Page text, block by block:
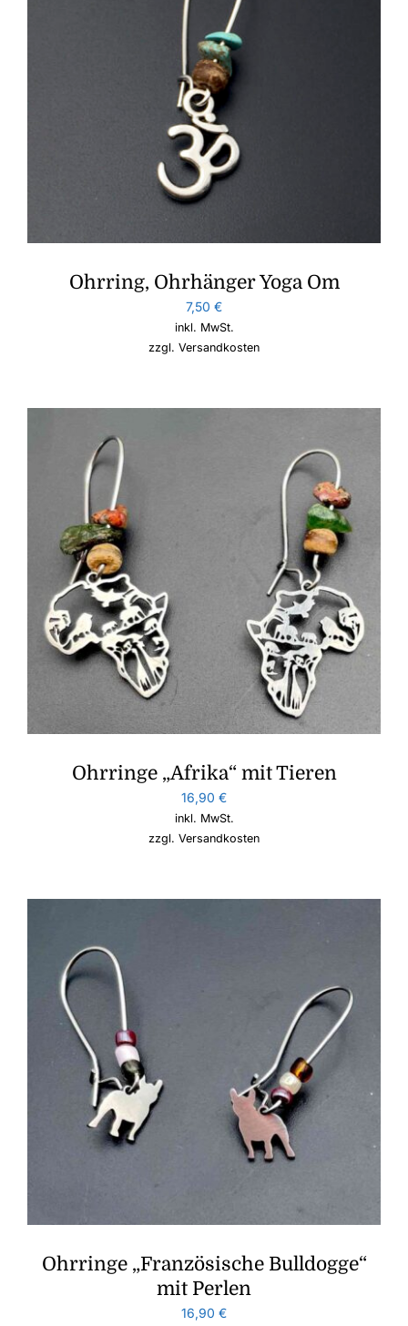
Ohrring, Ohrhänger Yoga Om
7,50 €
inkl. MwSt.
zzgl. Versandkosten
Ohrringe „Afrika“ mit Tieren
16,90 €
inkl. MwSt.
zzgl. Versandkosten
Ohrringe „Französische Bulldogge“
mit Perlen
16,90 €